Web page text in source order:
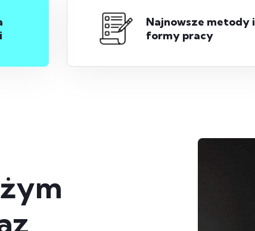
Najnowsze metody i
formy pracy